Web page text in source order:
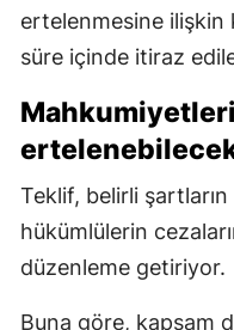
ertelenmesine ilişkin
süre içinde itiraz
Teklif, belirli şartların
hükümlülerin
düzenleme getiriyor.
Buna göre, kapsam